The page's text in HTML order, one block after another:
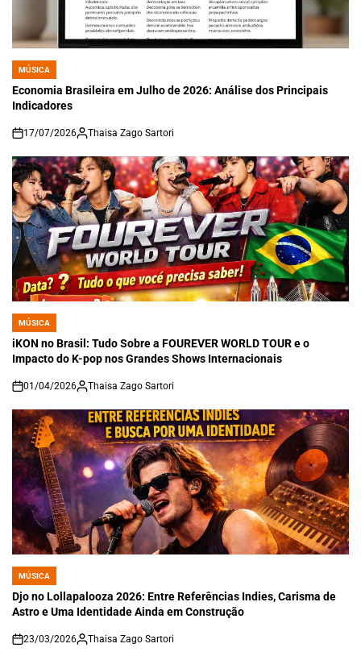
POSTED
IN
MÚSICA
Economia Brasileira em Julho de 2026: Análise dos Principais
Indicadores
on
17/07/2026 Thaisa Zago Sartori
POSTED
IN
MÚSICA
iKON no Brasil: Tudo Sobre a FOUREVER WORLD TOUR e o
Impacto do K-pop nos Grandes Shows Internacionais
on
01/04/2026 Thaisa Zago Sartori
POSTED
IN
MÚSICA
Djo no Lollapalooza 2026: Entre Referências Indies, Carisma de
Astro e Uma Identidade Ainda em Construção
on
23/03/2026 Thaisa Zago Sartori